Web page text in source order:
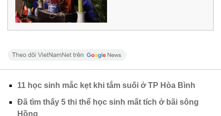
11 học sinh mắc kẹt khi tắm suối ở TP Hòa Bình
Đã tìm thấy 5 thi thể học sinh mất tích ở bãi sông
Hồng